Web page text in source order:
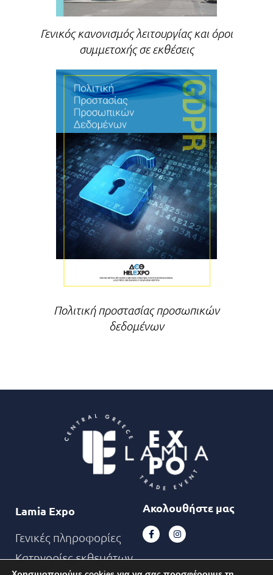
Γενικός κανονισμός λειτουργίας και όροι
συμμετοχής σε εκθέσεις
Πολιτική προστασίας προσωπικών
δεδομένων
Lamia Expo
Γενικές πληροφορίες
Κατηγορίες εκθεμάτων
Ακολουθήστε μας